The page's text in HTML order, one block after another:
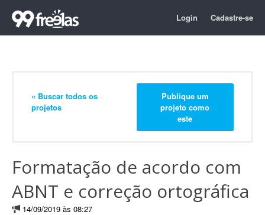
Login Cadastre-se
« Buscar todos os
projetos
Publique um
projeto como
este
Formatação de acordo com
ABNT e correção ortográfica
14/09/2019 às 08:27